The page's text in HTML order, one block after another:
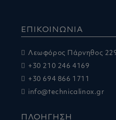
ΕΠΙΚΟΙΝΩΝΙΑ
Λεωφόρος Πάρνηθος
+30 210 246 4169
+30 694 866 1711
info@technicalinox.gr
ΠΛΟΗΓΗΣΗ